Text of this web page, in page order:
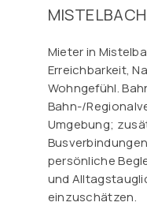
MISTELBACH
Mieter in
Erreichbarkeit,
Wohngefühl.
Bahn-/
Umgebung;
persönliche
und
einzuschätzen.